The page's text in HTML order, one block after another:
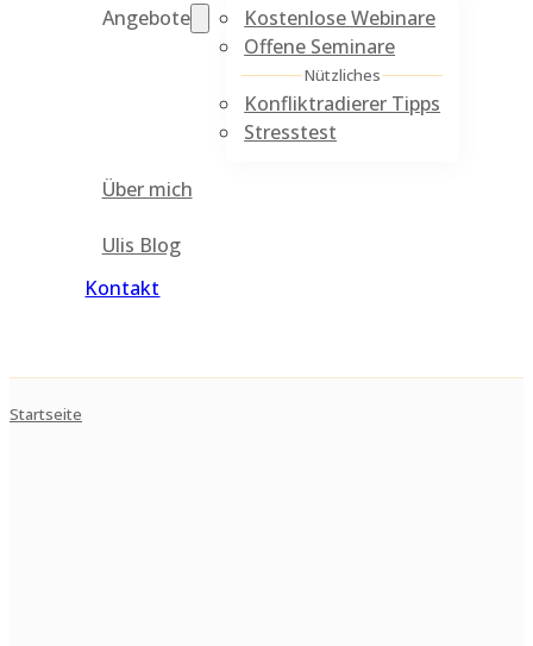
Angebote
Kostenlose Webinare
Offene Seminare
Nützliches
Konfliktradierer Tipps
Stresstest
Über mich
Ulis Blog
Kontakt
Startseite